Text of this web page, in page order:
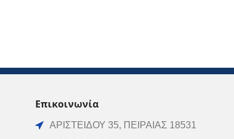
Επικοινωνία
ΑΡΙΣΤΕΙΔΟΥ 35, ΠΕΙΡΑΙΑΣ 18531